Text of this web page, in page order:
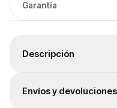
Garantía
Descripción
Chipset Z790. Socket:
Envíos y devoluciones